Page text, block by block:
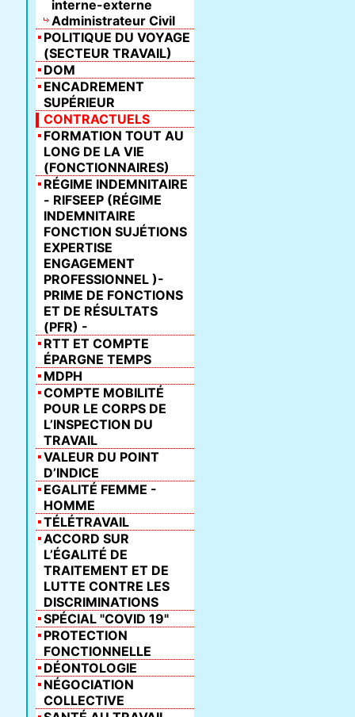
interne-externe
Administrateur Civil
POLITIQUE DU VOYAGE
(SECTEUR TRAVAIL)
DOM
ENCADREMENT
SUPÉRIEUR
CONTRACTUELS
FORMATION TOUT AU
LONG DE LA VIE
(FONCTIONNAIRES)
RÉGIME INDEMNITAIRE
- RIFSEEP (RÉGIME
INDEMNITAIRE
FONCTION SUJÉTIONS
EXPERTISE
ENGAGEMENT
PROFESSIONNEL )-
PRIME DE FONCTIONS
ET DE RÉSULTATS
(PFR) -
RTT ET COMPTE
ÉPARGNE TEMPS
MDPH
COMPTE MOBILITÉ
POUR LE CORPS DE
L’INSPECTION DU
TRAVAIL
VALEUR DU POINT
D’INDICE
EGALITÉ FEMME -
HOMME
TÉLÉTRAVAIL
ACCORD SUR
L’ÉGALITÉ DE
TRAITEMENT ET DE
LUTTE CONTRE LES
DISCRIMINATIONS
SPÉCIAL "COVID 19"
PROTECTION
FONCTIONNELLE
DÉONTOLOGIE
NÉGOCIATION
COLLECTIVE